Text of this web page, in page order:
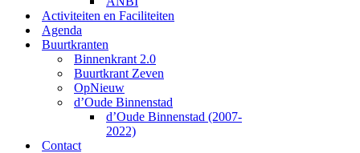
Activiteiten en Faciliteiten
Agenda
Buurtkranten
Binnenkrant 2.0
Buurtkrant Zeven
OpNieuw
d’Oude Binnenstad
d’Oude Binnenstad (2007-
2022)
Contact